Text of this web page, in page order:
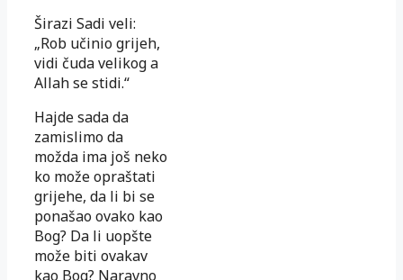
Širazi Sadi veli:
„Rob učinio grijeh,
vidi čuda velikog a
Allah se stidi.“
Hajde sada da
zamislimo da
možda ima još neko
ko može opraštati
grijehe, da li bi se
ponašao ovako kao
Bog? Da li uopšte
može biti ovakav
kao Bog? Naravno